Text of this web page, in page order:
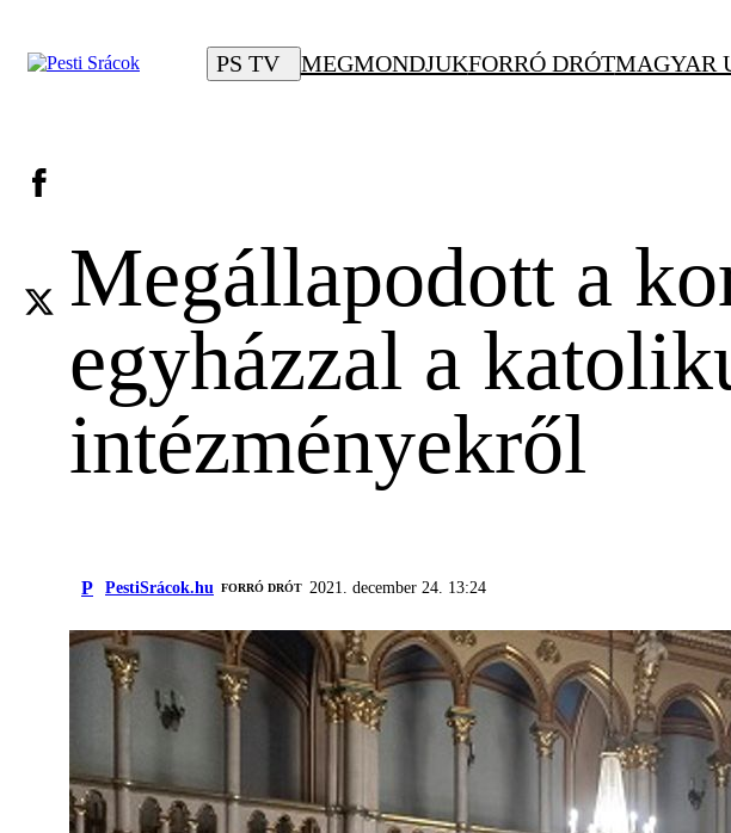
PS TV MEGMONDJUKFORRÓ DRÓTMAGYAR
Megállapodott a
egyházzal a
intézményekről
P PestiSrácok.hu FORRÓ DRÓT 2021. december 24. 13:24